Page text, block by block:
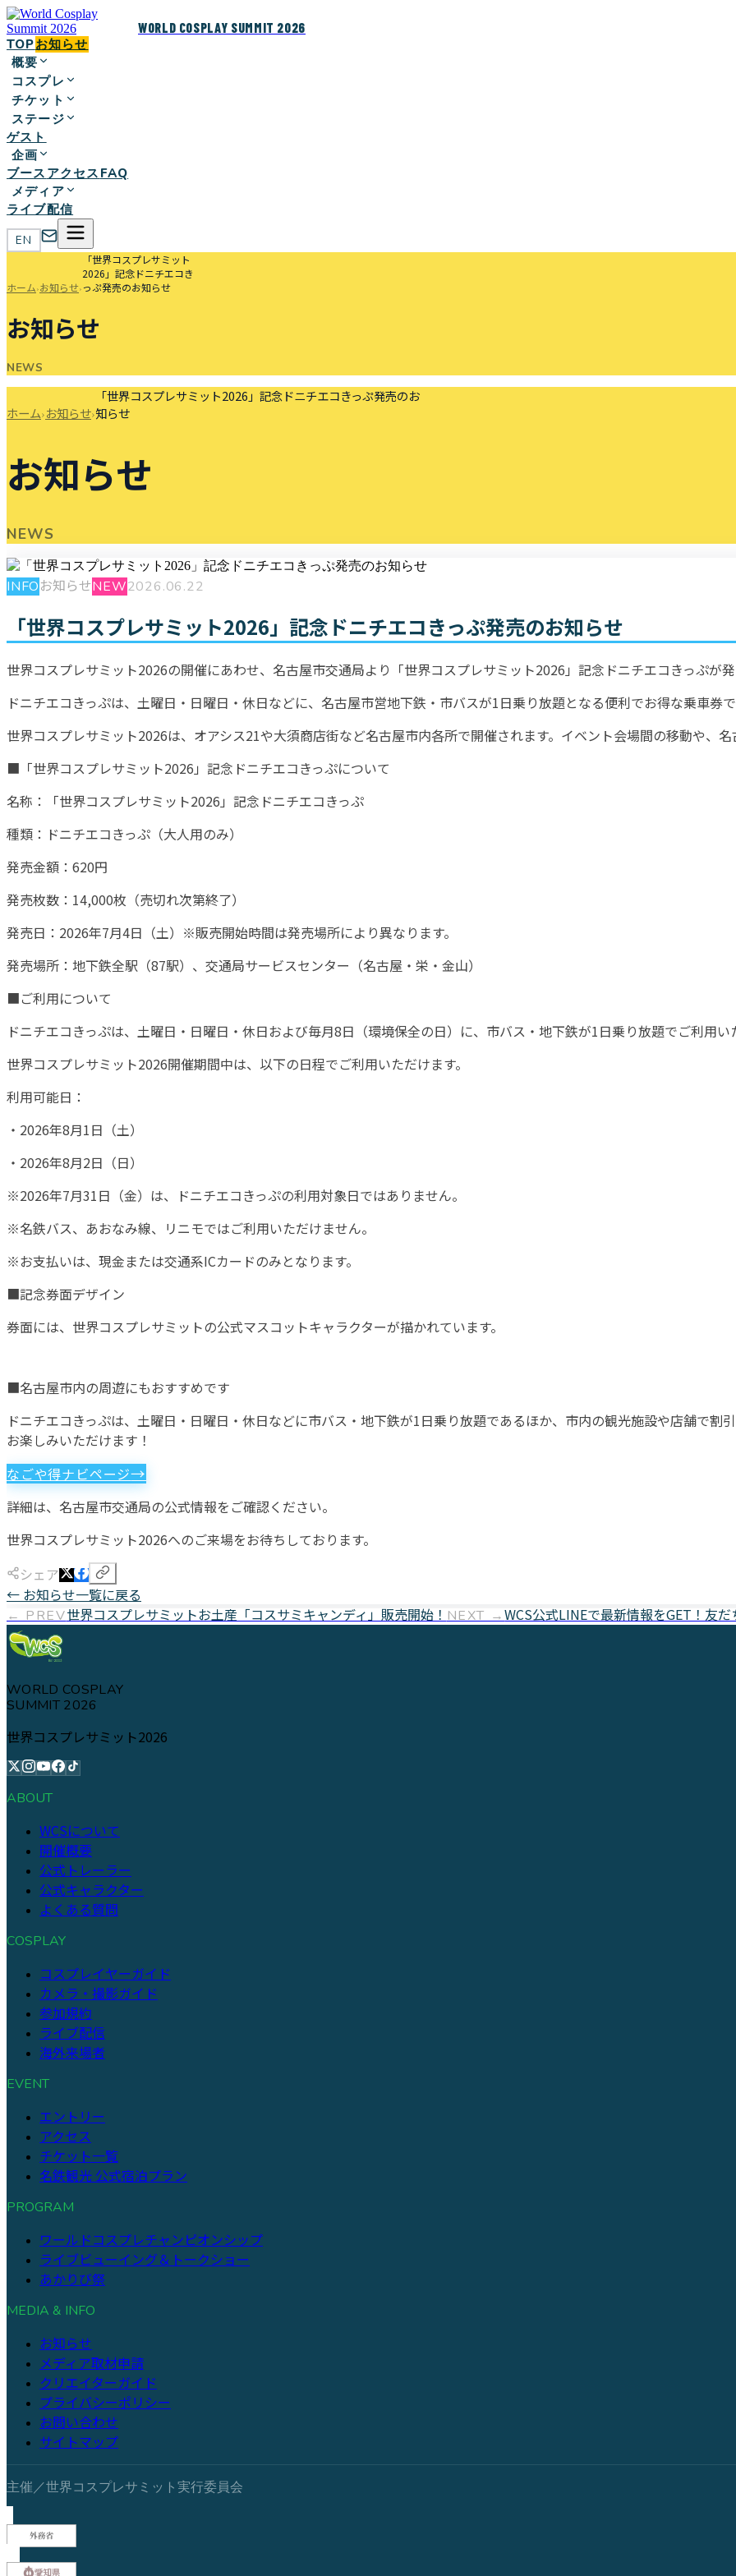
WORLD COSPLAY SUMMIT 2026
TOPお知らせ
概要
コスプレ
チケット
ステージ
ゲスト
企画
ブース アクセス FAQ
メディア
ライブ配信
EN
ホーム›お知らせ›
「世界コスプレサミット
2026」記念ドニチエコき
っぷ発売のお知らせ
お知らせ
NEWS
ホーム› お知らせ›
「世界コスプレサミット2026」記念ドニチエコきっぷ発売のお
知らせ
お知らせ
NEWS
INFOお知らせNEW2026.06.22
「世界コスプレサミット2026」記念ドニチエコきっぷ発売のお知らせ
世界コスプレサミット2026の開催にあわせ、名古屋市交通局より「世界コスプレサミット2026」記念ドニチエコきっぷが発
ドニチエコきっぷは、土曜日・日曜日・休日などに、名古屋市営地下鉄・市バスが1日乗り放題となる便利でお得な乗車券で
世界コスプレサミット2026は、オアシス21や大須商店街など名古屋市内各所で開催されます。イベント会場間の移動や、名
■「世界コスプレサミット2026」記念ドニチエコきっぷについて
名称：「世界コスプレサミット2026」記念ドニチエコきっぷ
種類：ドニチエコきっぷ（大人用のみ）
発売金額：620円
発売枚数：14,000枚（売切れ次第終了）
発売日：2026年7月4日（土）※販売開始時間は発売場所により異なります。
発売場所：地下鉄全駅（87駅）、交通局サービスセンター（名古屋・栄・金山）
■ご利用について
ドニチエコきっぷは、土曜日・日曜日・休日および毎月8日（環境保全の日）に、市バス・地下鉄が1日乗り放題でご利用い
世界コスプレサミット2026開催期間中は、以下の日程でご利用いただけます。
利用可能日：
・2026年8月1日（土）
・2026年8月2日（日）
※2026年7月31日（金）は、ドニチエコきっぷの利用対象日ではありません。
※名鉄バス、あおなみ線、リニモではご利用いただけません。
※お支払いは、現金または交通系ICカードのみとなります。
■記念券面デザイン
券面には、世界コスプレサミットの公式マスコットキャラクターが描かれています。
■名古屋市内の周遊にもおすすめです
ドニチエコきっぷは、土曜日・日曜日・休日などに市バス・地下鉄が1日乗り放題であるほか、市内の観光施設や店舗で割
お楽しみいただけます！
なごや得ナビページ→
詳細は、名古屋市交通局の公式情報をご確認ください。
世界コスプレサミット2026へのご来場をお待ちしております。
シェア
← お知らせ一覧に戻る
← PREV世界コスプレサミットお土産「コスサミキャンディ」販売開始！ NEXT →WCS公式LINEで最新情報をGET！友だ
WORLD COSPLAY
SUMMIT 2026
世界コスプレサミット2026
ABOUT
WCSについて
開催概要
公式トレーラー
公式キャラクター
よくある質問
COSPLAY
コスプレイヤーガイド
カメラ・撮影ガイド
参加規約
ライブ配信
海外来場者
EVENT
エントリー
アクセス
チケット一覧
名鉄観光 公式宿泊プラン
PROGRAM
ワールドコスプレチャンピオンシップ
ライブビューイング＆トークショー
あかりび祭
MEDIA & INFO
お知らせ
メディア取材申請
クリエイターガイド
プライバシーポリシー
お問い合わせ
サイトマップ
主催／世界コスプレサミット実行委員会